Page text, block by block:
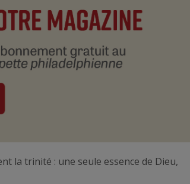
la trinité : une seule essence de Dieu,